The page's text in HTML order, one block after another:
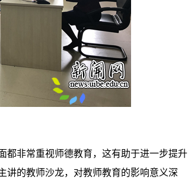
都非常重视师德教育，这有助于进一步提升
讲的教师沙龙，对教师教育的影响意义深